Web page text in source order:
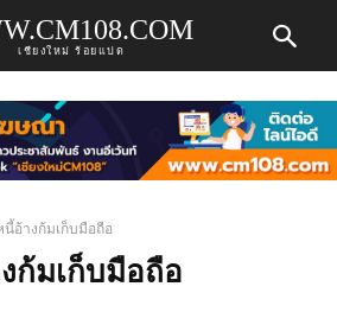
เชียงใหม่ ร้อยแปด
อ้างก้มเก็บมือถือ
ก้มเก็บมือถือ